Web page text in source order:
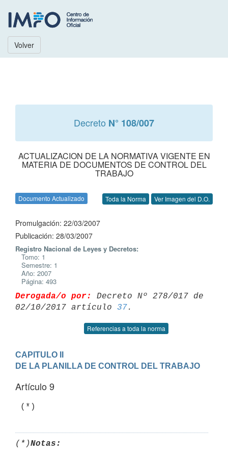
Volver
Decreto N° 108/007
ACTUALIZACION DE LA NORMATIVA VIGENTE EN
MATERIA DE DOCUMENTOS DE CONTROL DEL
TRABAJO
Documento Actualizado Toda la Norma Ver Imagen del D.O.
Promulgación: 22/03/2007
Publicación: 28/03/2007
Registro Nacional de Leyes y Decretos:
Tomo: 1
Semestre: 1
Año: 2007
Página: 493
Derogada/o por:
Decreto Nº 278/017 de
02/10/2017 artículo 37
Referencias a toda la norma
CAPITULO II
DE LA PLANILLA DE CONTROL DEL TRABAJO
Artículo 9
(*)
(*)Notas: